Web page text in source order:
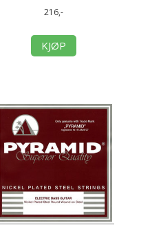
216,-
KJØP